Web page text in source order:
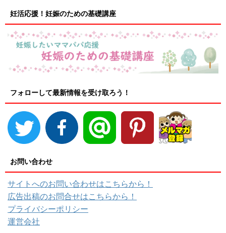
妊活応援！妊娠のための基礎講座
フォローして最新情報を受け取ろう！
お問い合わせ
サイトへのお問い合わせはこちらから！
広告出稿のお問合せはこちらから！
プライバシーポリシー
運営会社